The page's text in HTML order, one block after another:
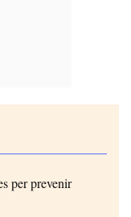
per prevenir